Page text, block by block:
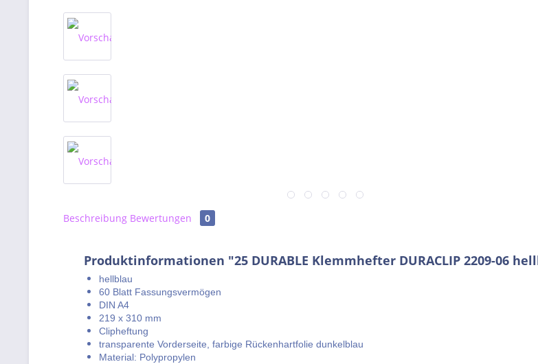
Beschreibung Bewertungen 0
Produktinformationen "25 DURABLE Klemmhefter DURACLIP 2209-06
hellblau
60 Blatt Fassungsvermögen
DIN A4
219 x 310 mm
Clipheftung
transparente Vorderseite, farbige Rückenhartfolie dunkelblau
Material: Polypropylen